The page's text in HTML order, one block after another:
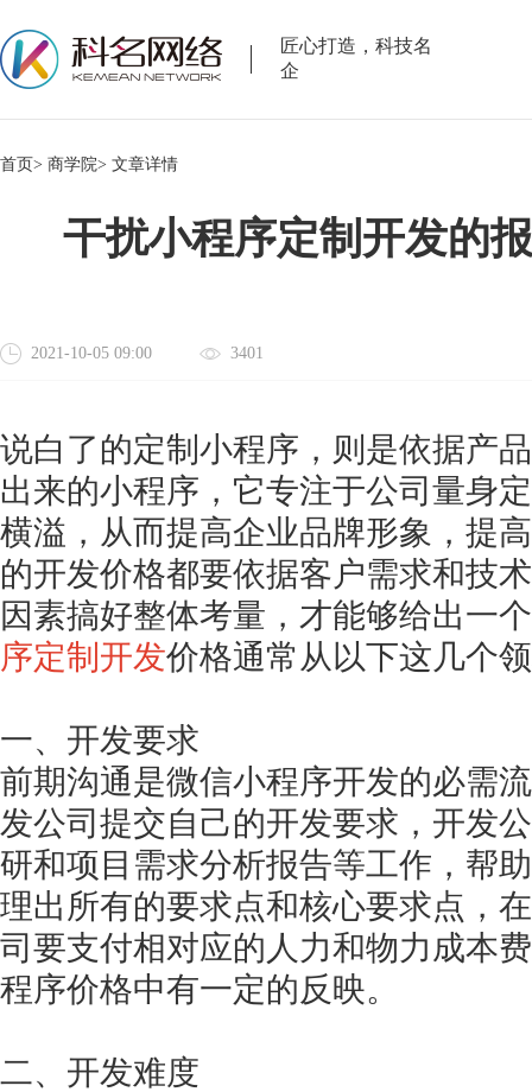
匠心打造，科技名
企
首页> 商学院> 文章详情
干扰小程序定制开发的
2021-10-05 09:00 3401
说白了的定制小程序，则是依据产
出来的小程序，它专注于公司量身
横溢，从而提高企业品牌形象，提
的开发价格都要依据客户需求和技
因素搞好整体考量，才能够给出一
序定制开发价格通常从以下这几个
一、开发要求
前期沟通是微信小程序开发的必需
发公司提交自己的开发要求，开发
研和项目需求分析报告等工作，帮
理出所有的要求点和核心要求点，
司要支付相对应的人力和物力成本
程序价格中有一定的反映。
二、开发难度